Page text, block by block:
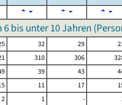
bis unter 10 Jahren
32 29
310 306
39 43
11 17
2 1 -